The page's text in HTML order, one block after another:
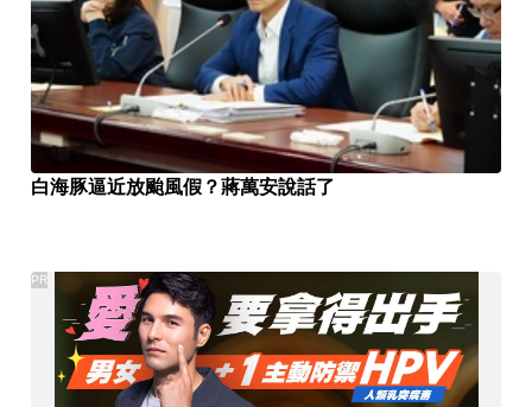
白海豚逼近放颱風假？蔣萬安說話了
PR